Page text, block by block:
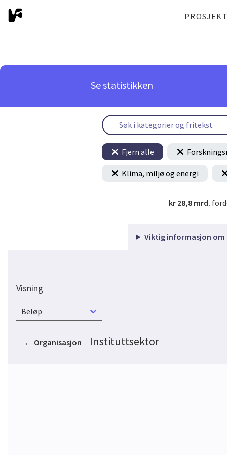
Se statistikken
Fjern alle
Klima, miljø og energi
kr 28,8 mrd.
Viktig informasjon om
Visning
Beløp
← Organisasjon Instituttsektor